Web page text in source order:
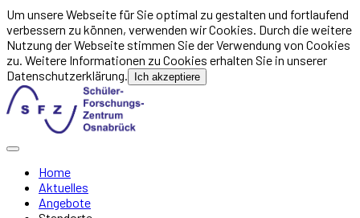
Um unsere Webseite für Sie optimal zu gestalten und fortlaufend
verbessern zu können, verwenden wir Cookies. Durch die weitere
Nutzung der Webseite stimmen Sie der Verwendung von Cookies
zu. Weitere Informationen zu Cookies erhalten Sie in unserer
Datenschutzerklärung.
Ich akzeptiere
Home
Aktuelles
Angebote